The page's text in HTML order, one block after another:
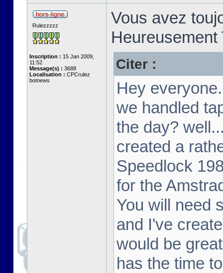
Rulezzzzz
Inscription : 15 Jan 2009,
11:52
Message(s) : 3688
Localisation : CPCrulez
botnews
Vous avez
Citer :
Hey
we handled
the day?
created a
Speedlock
for the
You will need
and I've
would be
has the time